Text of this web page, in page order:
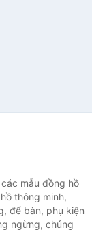
mẫu đồng hồ
thông minh,
để bàn, phụ kiện
ngừng, chúng